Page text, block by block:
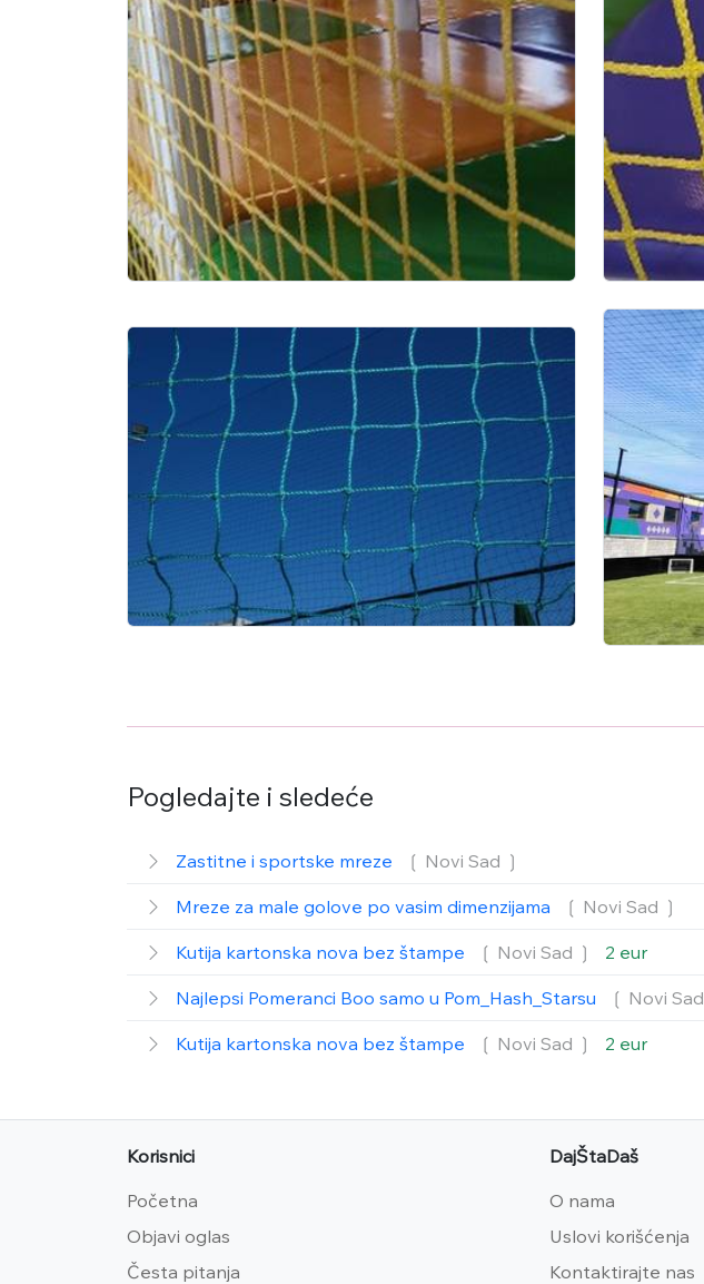
Pogledajte i sledeće
Zastitne i sportske mreze ❲ Novi Sad ❳
Mreze za male golove po vasim dimenzijama ❲ Novi Sad ❳
Kutija kartonska nova bez štampe ❲ Novi Sad ❳ 2 eur
Najlepsi Pomeranci Boo samo u Pom_Hash_Starsu ❲ Novi Sad
Kutija kartonska nova bez štampe ❲ Novi Sad ❳ 2 eur
Korisnici
Početna
Objavi oglas
Česta pitanja
DajŠtaDaš
O nama
Uslovi korišćenja
Kontaktirajte nas